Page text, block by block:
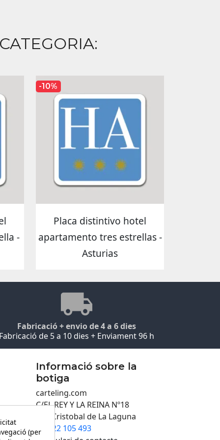
-
Placa distintivo hotel
apartamento tres estrellas -
Asturias
-10%
Fabricació + envio de 4 a 6 dies
de 5 a 10 dies + Enviament 96 h
Informació sobre la
botiga
carteling.com
C/EL REY Y LA REINA Nº18
San Cristobal de La Laguna

922 105 493
(per